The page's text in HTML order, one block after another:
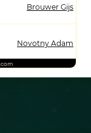
Brouwer Gijs
Novotny Adam